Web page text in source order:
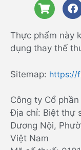
Thực phẩm này
dụng thay thế
Sitemap: https://
Công ty Cổ
Địa chỉ: Biệt thự
Dương Nội,
Việt Nam